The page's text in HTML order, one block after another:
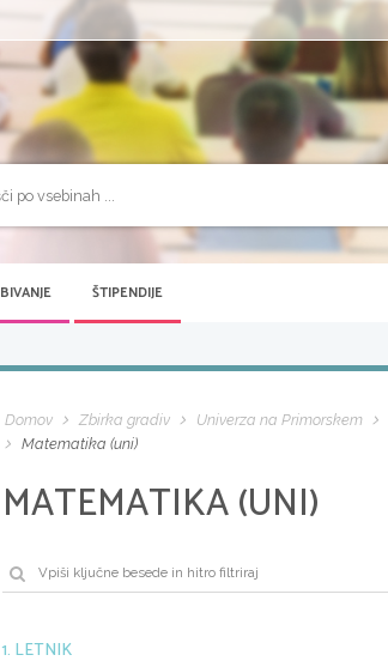
BIVANJE ŠTIPENDIJE
Domov Zbirka gradiv Univerza na Primorskem
Matematika (uni)
MATEMATIKA (UNI)
1. LETNIK